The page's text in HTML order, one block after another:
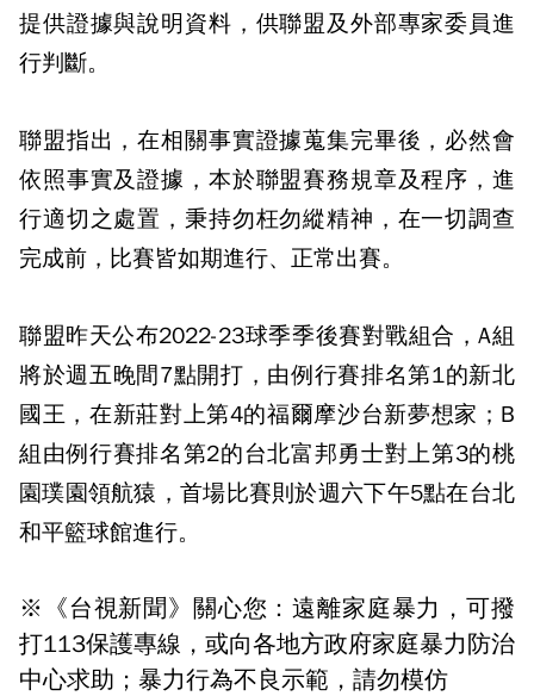
提供證據與說明資料，供聯盟及外部專家委員進
行判斷。
聯盟指出，在相關事實證據蒐集完畢後，必然會
依照事實及證據，本於聯盟賽務規章及程序，進
行適切之處置，秉持勿枉勿縱精神，在一切調查
完成前，比賽皆如期進行、正常出賽。
聯盟昨天公布2022-23球季季後賽對戰組合，A組
將於週五晚間7點開打，由例行賽排名第1的新北
國王，在新莊對上第4的福爾摩沙台新夢想家；B
組由例行賽排名第2的台北富邦勇士對上第3的桃
園璞園領航猿，首場比賽則於週六下午5點在台北
和平籃球館進行。
※《台視新聞》關心您：遠離家庭暴力，可撥
打113保護專線，或向各地方政府家庭暴力防治
中心求助；暴力行為不良示範，請勿模仿